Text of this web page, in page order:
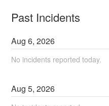
Past Incidents
Aug6,2026
No incidents reported today.
Aug5,2026